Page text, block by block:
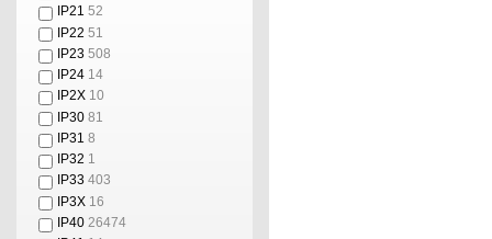
IP21 52
IP22 51
IP23 508
IP24 14
IP2X 10
IP30 81
IP31 8
IP32 1
IP33 403
IP3X 16
IP40 26474